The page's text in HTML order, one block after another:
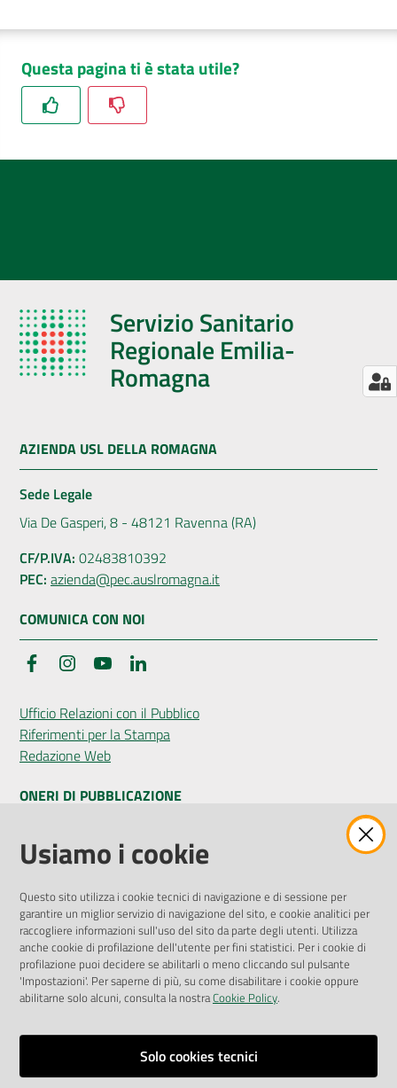
Questa pagina ti è stata utile?
Servizio Sanitario
Regionale Emilia-
Romagna
AZIENDA USL DELLA ROMAGNA
Sede Legale
Via De Gasperi, 8 - 48121 Ravenna (RA)
CF/P.IVA: 02483810392
PEC: azienda@pec.auslromagna.it
COMUNICA CON NOI
FacebookInstagramYouTube
Ufficio Relazioni con il Pubblico
Riferimenti per la Stampa
Redazione Web
ONERI DI PUBBLICAZIONE
Amministrazione Trasparente
Pubblicità legale
Privacy Policy
Attuazione Misure PNRR
Liste di Attesa
ENTI, IMPRESE E PARTNER
Fatturazione Elettronica
Richiesta Patrocinio
Usiamo i cookie
Questo sito utilizza i cookie tecnici di navigazione e di sessione per
garantire un miglior servizio di navigazione del sito, e cookie analitici per
raccogliere informazioni sull'uso del sito da parte degli utenti. Utilizza
anche cookie di profilazione dell'utente per fini statistici. Per i cookie di
profilazione puoi decidere se abilitarli o meno cliccando sul pulsante
'Impostazioni'. Per saperne di più, su come disabilitare i cookie oppure
abilitarne solo alcuni, consulta la nostraCookie Policy.
Solo cookies tecnici